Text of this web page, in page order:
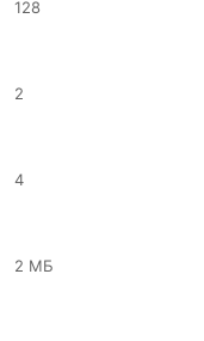
128
2
4
2 МБ